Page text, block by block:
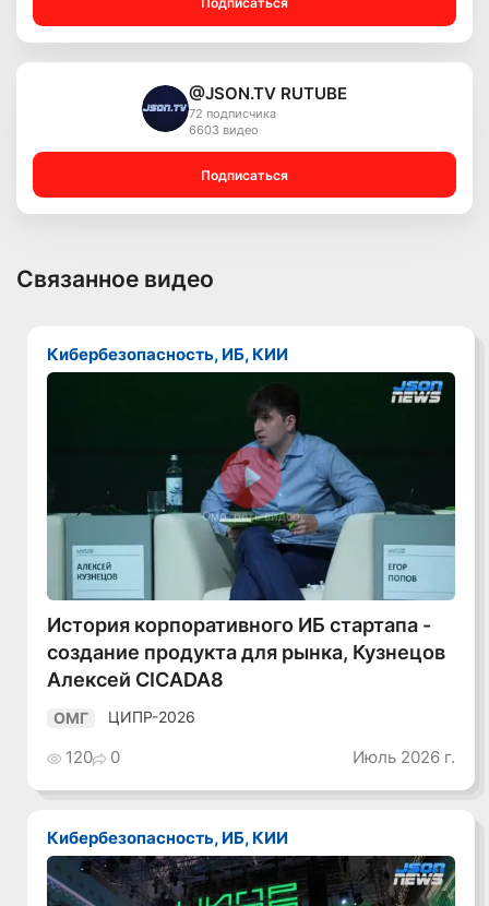
@JSON.TV RUTUBE
72 подписчика
6603 видео
Подписаться
Связанное видео
Кибербезопасность, ИБ, КИИ
Смотреть видео
История корпоративного ИБ стартапа -
создание продукта для рынка, Кузнецов
Алексей CICADA8
ОМГ ЦИПР-2026
120 0 Июль 2026 г.
Кибербезопасность, ИБ, КИИ